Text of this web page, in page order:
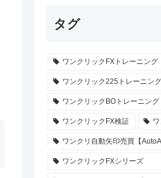
タグ
ワンクリックFXトレーニング
ワンクリック225トレーニング
ワンクリックBOトレーニング
ワンクリックFX検証
ワンクリ自動矢印売買【
ワンクリックFXシリーズ